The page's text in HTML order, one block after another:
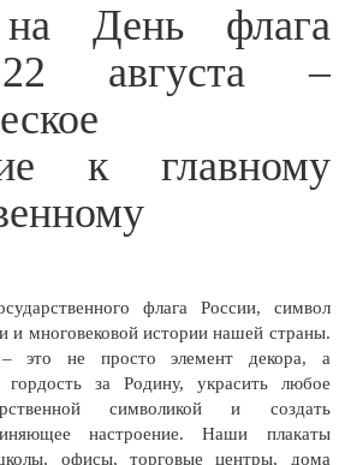
День флага
августа –
к главному
флага России, символ
и многовековой истории нашей страны.
– это не просто элемент декора, а
гордость за Родину, украсить любое
символикой и создать
настроение. Наши плакаты
офисы, торговые центры, дома